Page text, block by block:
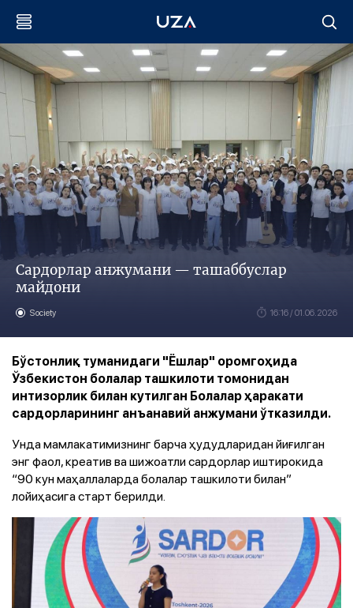
Сардорлар анжумани — ташаббуслар
майдони
Society 16:16 / 01.06.2026
Бўстонлиқ туманидаги "Ёшлар" оромгоҳида
Ўзбекистон болалар ташкилоти томонидан
интизорлик билан кутилган Болалар ҳаракати
сардорларининг анъанавий анжумани ўтказилди.
Унда мамлакатимизнинг барча ҳудудларидан йиғилган
энг фаол, креатив ва шижоатли сардорлар иштирокида
“90 кун маҳаллаларда болалар ташкилоти билан”
лойиҳасига старт берилди.